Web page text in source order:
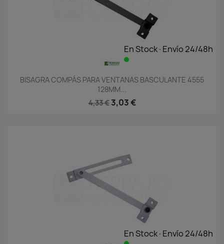
En Stock·Envío 24/48h
BISAGRA COMPÁS PARA VENTANAS BASCULANTE 4555
128MM...
4,33 € 3,03 €
En Stock·Envío 24/48h